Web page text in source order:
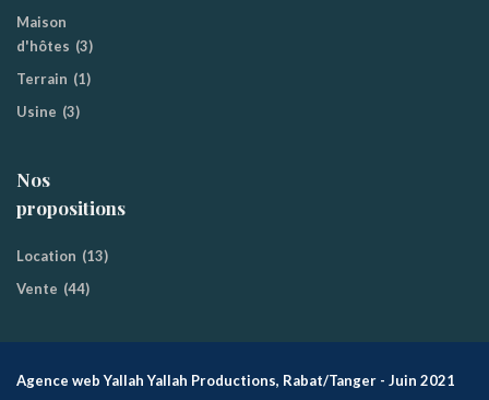
Maison
d'hôtes (3)
Terrain (1)
Usine (3)
Nos
propositions
Location (13)
Vente (44)
Agence web Yallah Yallah Productions, Rabat/Tanger - Juin 2021